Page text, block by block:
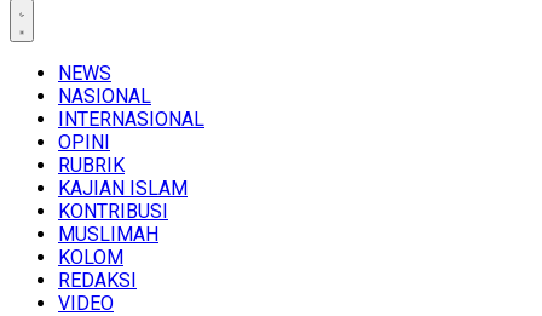
NEWS
NASIONAL
INTERNASIONAL
OPINI
RUBRIK
KAJIAN ISLAM
KONTRIBUSI
MUSLIMAH
KOLOM
REDAKSI
VIDEO